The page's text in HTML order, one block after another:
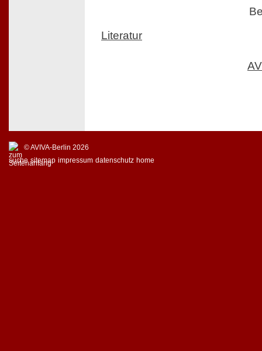
Literatur
© AVIVA-Berlin 2026
suche sitemap impressum datenschutz home